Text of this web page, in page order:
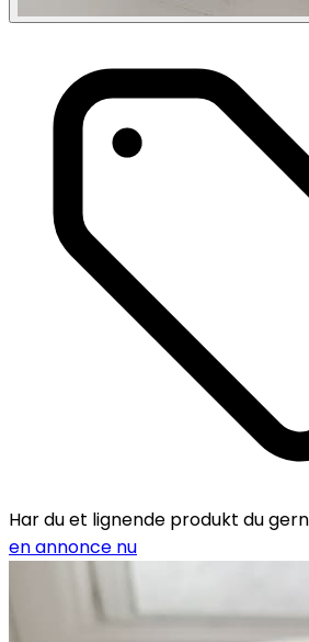
Har du et lignende produkt du
en annonce nu